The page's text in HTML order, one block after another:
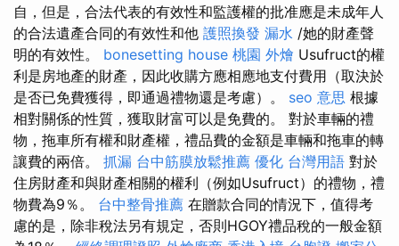
自，但是，合法代表的有效性和監護權的批准應是未成年人
的合法遺產合同的有效性和他 護照換發 漏水 /她的財產聲
明的有效性。 bonesetting house 桃園 外燴 Usufruct的權
利是房地產的財產，因此收購方應相應地支付費用（取決於
是否已免費獲得，即通過禮物還是考慮）。 seo 意思 根據
相對關係的性質，獲取財富可以是免費的。 對於車輛的禮
物，拖車所有權和財產權，禮品費的金額是車輛和拖車的轉
讓費的兩倍。 抓漏 台中筋膜放鬆推薦 優化 台灣用語 對於
住房財產和與財產相關的權利（例如Usufruct）的禮物，禮
物費為9％。 台中整骨推薦 在贈款合同的情況下，值得考
慮的是，除非稅法另有規定，否則HGOY禮品稅的一般金額